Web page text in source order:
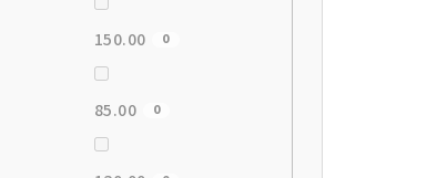
150.00 0
85.00 0